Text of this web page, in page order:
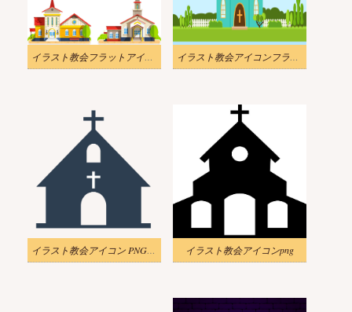
イラスト教会フラットアイコンセットpng イラスト教会アイコンフラット夏の風景png
イラスト教会アイコン PNG 透明 イラスト教会アイコンpng